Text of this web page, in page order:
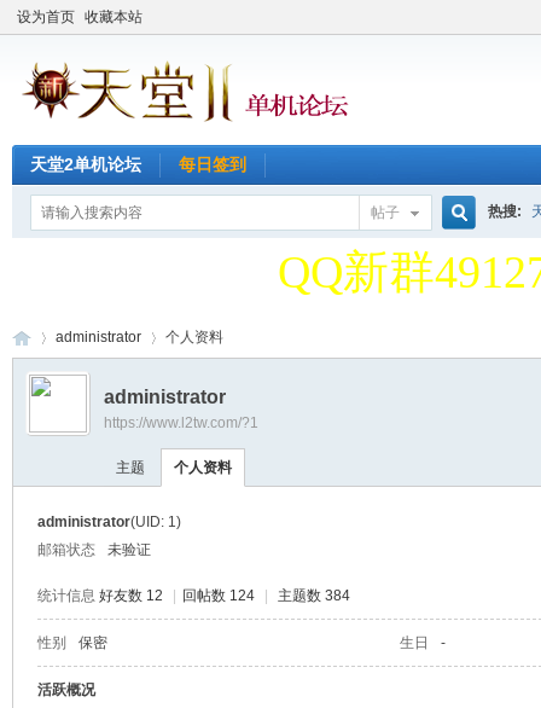
设为首页 收藏本站
天堂2单机论坛 每日签到
帖子 热搜:
天堂2单机
QQ新群
天堂2单机
›
administrator 个人资料
administrator
https://www.l2tw.com/?1
主题 个人资料
administrator(UID: 1)
邮箱状态
未验证
统计信息 好友数 12 回帖数 124 主题数 384
性别 保密 生日 -
活跃概况